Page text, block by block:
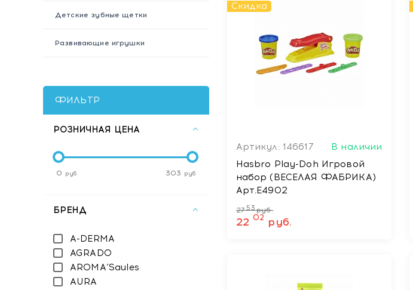
Детские зубные щетки
Развивающие игрушки
ФИЛЬТР
РОЗНИЧНАЯ ЦЕНА
0 руб 303 руб
БРЕНД
A-DERMA
AGRADO
AROMA’Saules
AURA
Скидка
Артикул: 146617
В наличии
Hasbro Play-Doh Игровой
набор (ВЕСЕЛАЯ ФАБРИКА)
Арт.E4902
2753 руб.
22 02 руб.